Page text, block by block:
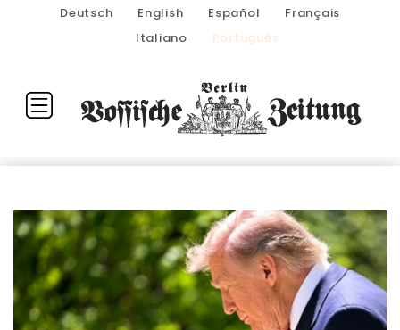
Deutsch English Español
Français
Italiano
Português